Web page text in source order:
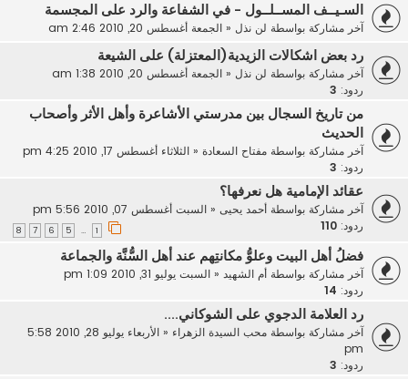
السـيــف المســلــول - في الشفاعة والرد على المجسمة
آخر مشاركة بواسطة لن نذل« الجمعة أغسطس 20, 2010 2:46 am
رد بعض اشكالات الزيدية(المعتزلة) على الشيعة
آخر مشاركة بواسطة لن نذل« الجمعة أغسطس 20, 2010 1:38 am
ردود: 3
من تاريخ السجال بين مدرستي الأشاعرة وأهل الأثر وأصحاب
الحديث
آخر مشاركة بواسطة مفتاح السعادة« الثلاثاء أغسطس 17, 2010 4:25 pm
ردود: 3
عقائد الإمامية هل نعرفها؟
آخر مشاركة بواسطة أحمد يحيى« السبت أغسطس 07, 2010 5:56 pm
ردود: 110
…
5
6
7
8
فضلُ أهل البيت وعلوُّ مكانتِهم عند أهل السُّنَّة والجماعة
آخر مشاركة بواسطة أم الشهيد« السبت يوليو 31, 2010 1:09 pm
ردود: 14
رد العلامة الدجوي على الشوكاني....
آخر مشاركة بواسطة محب السيدة الزهراء«
الأربعاء يوليو 28, 2010 5:58
pm
ردود: 3